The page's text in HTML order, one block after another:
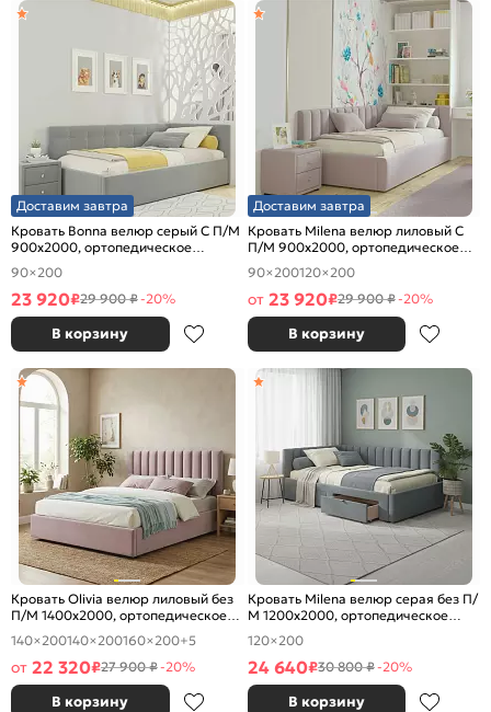
Доставим завтра
Кровать Bonna велюр серый С П/М
900x2000, ортопедическое
основание, изголовье мягкое
90×200
23 920₽29 900 ₽-20%
В корзину
Доставим завтра
Кровать Milena велюр лиловый С
П/М 900x2000, ортопедическое
основание, изголовье мягкое
90×200120×200
от 23 920₽29 900 ₽-20%
В корзину
Кровать Olivia велюр лиловый без
П/М 1400x2000, ортопедическое
основание, изголовье мягкое
140×200140×200160×200+5
от 22 320₽27 900 ₽-20%
В корзину
Кровать Milena велюр серая без П/
М 1200x2000, ортопедическое
основание, изголовье мягкое
120×200
24 640₽30 800 ₽-20%
В корзину